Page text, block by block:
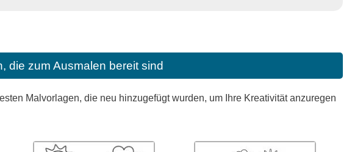
die zum Ausmalen bereit sind
Malvorlagen, die neu hinzugefügt wurden, um Ihre Kreativität anzuregen